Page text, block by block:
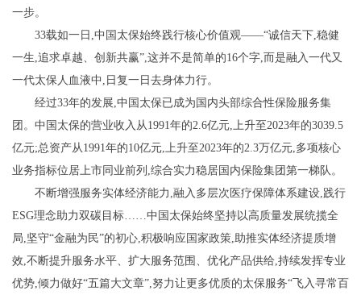
一步。
33载如一日,中国太保始终践行核心价值观——“诚信天下,稳健
一生,追求卓越、创新共赢”,这并不是简单的16个字,而是融入一代又
一代太保人血液中,日复一日去身体力行。
经过33年的发展,中国太保已成为国内头部综合性保险服务集
团。中国太保的营业收入从1991年的2.6亿元,上升至2023年的3039.5
亿元;总资产从1991年的10亿元,上升至2023年的2.3万亿元,多项核心
业务指标位居上市同业前列,综合实力稳居国内保险集团第一梯队。
不断增强服务实体经济能力,融入多层次医疗保障体系建设,践行
ESG理念助力双碳目标……中国太保始终坚持以高质量发展统揽全
局,坚守“金融为民”的初心,积极响应国家政策,助推实体经济提质增
效,不断提升服务水平、扩大服务范围、优化产品供给,持续发挥专业
优势,倾力做好“五篇大文章”,努力让更多优质的太保服务“飞入寻常百